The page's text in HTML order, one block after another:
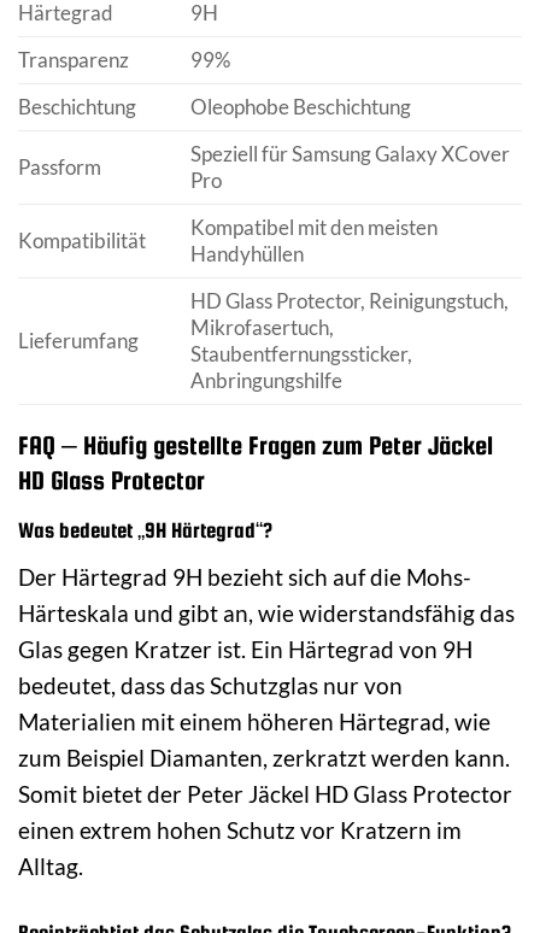
Härtegrad
9H
Transparenz
99%
Beschichtung
Oleophobe Beschichtung
Passform
Speziell für Samsung Galaxy XCover
Pro
Kompatibilität
Kompatibel mit den meisten
Handyhüllen
Lieferumfang
HD Glass Protector, Reinigungstuch,
Mikrofasertuch,
Staubentfernungssticker,
Anbringungshilfe
FAQ – Häufig gestellte Fragen zum Peter Jäckel
HD Glass Protector
Was bedeutet „9H Härtegrad“?
Der Härtegrad 9H bezieht sich auf die Mohs-
Härteskala und gibt an, wie widerstandsfähig das
Glas gegen Kratzer ist. Ein Härtegrad von 9H
bedeutet, dass das Schutzglas nur von
Materialien mit einem höheren Härtegrad, wie
zum Beispiel Diamanten, zerkratzt werden kann.
Somit bietet der Peter Jäckel HD Glass Protector
einen extrem hohen Schutz vor Kratzern im
Alltag.